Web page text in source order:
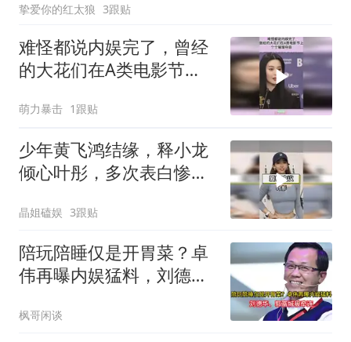
挚爱你的红太狼 3跟贴
难怪都说内娱完了，曾经
的大花们在A类电影节
萌力暴击 1跟贴
少年黄飞鸿结缘，释小龙
倾心叶彤，多次表白惨遭
晶姐磕娱 3跟贴
陪玩陪睡仅是开胃菜？卓
伟再曝内娱猛料，刘德
枫哥闲谈